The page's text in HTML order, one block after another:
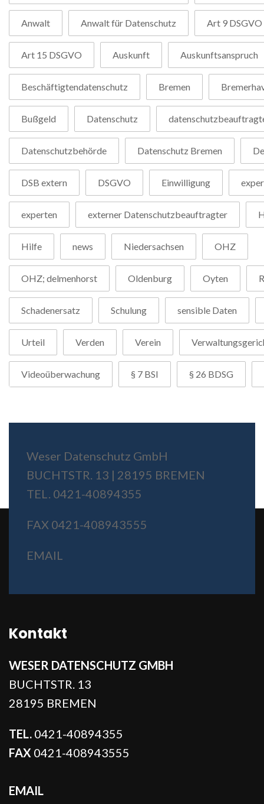
Anwalt Anwalt für Datenschutz Art 9 DSGVO
Art 15 DSGVO Auskunft Auskunftsanspruch
Beschäftigtendatenschutz Bremen
Bußgeld Datenschutz
Datenschutzbehörde Datenschutz Bremen
DSB extern DSGVO Einwilligung
experten externer Datenschutzbeauftragter
Hilfe news Niedersachsen OHZ
OHZ; delmenhorst Oldenburg Oyten
Schadenersatz Schulung sensible Daten
Urteil Verden Verein
Videoüberwachung § 7 BSI § 26 BDSG
Weser Datenschutz GmbH
BUCHTSTR. 13 | 28195 BREMEN
TEL. 0421-40894355
FAX 0421-408943555
EMAIL
Kontakt
WESER DATENSCHUTZ GMBH
BUCHTSTR. 13
28195 BREMEN
TEL. 0421-40894355
FAX 0421-408943555
EMAIL